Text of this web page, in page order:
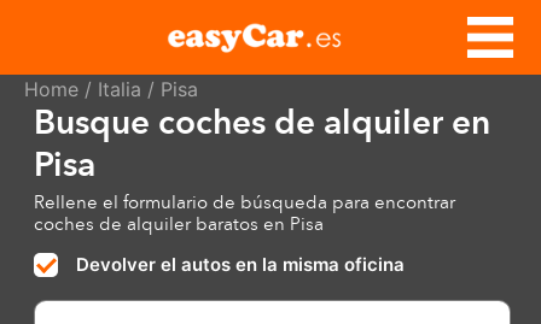
Home / Italia / Pisa
Busque coches de alquiler en
Pisa
Rellene el formulario de búsqueda para encontrar
coches de alquiler baratos en Pisa
Devolver el autos en la misma oficina